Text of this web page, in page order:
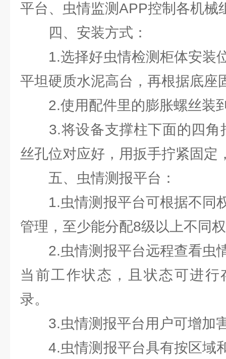
平台、虫情监测APP控制各机械
四、安装方式：
1.选择好虫情检测柜体安装
平坦硬质水泥高台，再根据底座
2.使用配件里的膨胀螺丝装
3.将设备支撑柱下面的四角
丝孔位对应好，用扳手拧紧固定
五、虫情测报平台：
1.虫情测报平台可根据不同
管理，至少能分配8级以上不同
2.虫情测报平台远程查看虫
当前工作状态，且状态可进
录。
3.虫情测报平台用户可增加
4.虫情测报平台具有按区域